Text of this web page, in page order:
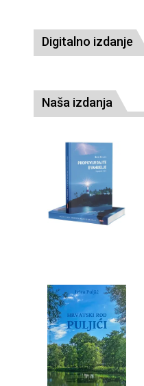
Digitalno izdanje
Naša izdanja